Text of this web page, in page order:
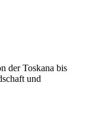
der Toskana bis
und